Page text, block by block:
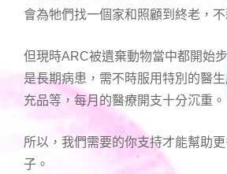
會為牠們找一個家和照顧到終老，不
但現時ARC被遺棄動物當中都開始
是長期病患，需不時服用特別的醫
充品等，每月的醫療開支十分沉重。
所以，我們需要的你支持才能幫助
子。